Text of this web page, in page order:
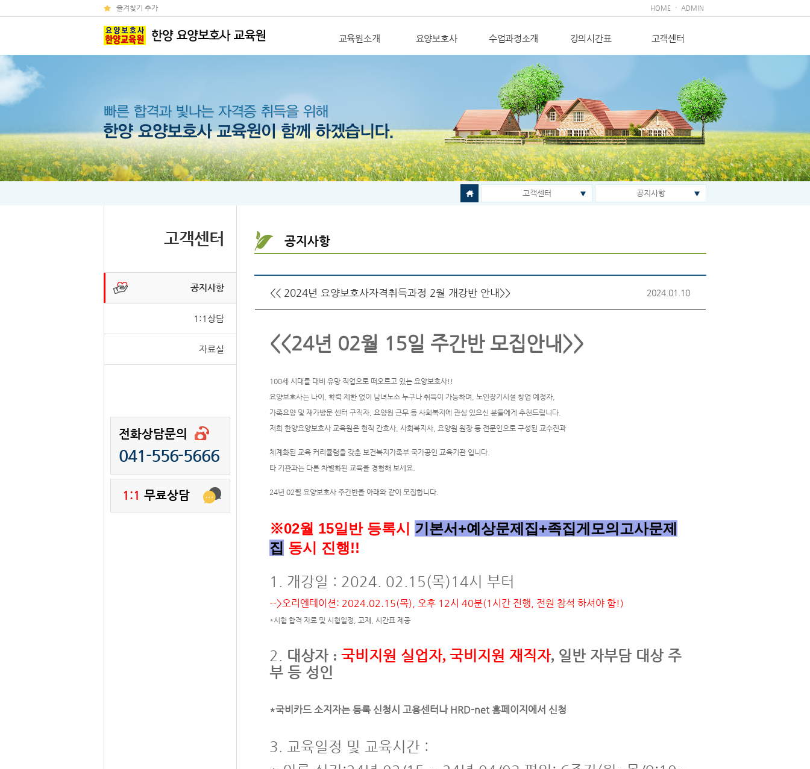
즐겨찾기 추가 HOME · ADMIN
교육원소개 요양보호사 수업과정소개 강의시간표 고객센터
고객센터 공지사항
고객센터
공지사항
1:1상담
자료실
전화상담문의
041-556-5666
1:1 무료상담
공지사항
<< 2024년 요양보호사자격취득과정 2월 개강반 안내>> 2024.01.10
<<24년 02월 15일 주간반 모집안내>>
100세 시대를 대비 유망 직업으로 떠오르고 있는 요양보호사!!
요양보호사는 나이, 학력 제한 없이 남녀노소 누구나 취득이 가능하며, 노인장기시설 창업 예정자,
가족요양 및 재가방문 센터 구직자, 요양원 근무 등 사회복지에 관심 있으신 분들에게 추천드립니다.
저희 한양요양보호사 교육원은 현직 간호사, 사회복지사, 요양원 원장 등 전문인으로 구성된 교수진과
체계화된 교육 커리큘럼을 갖춘 보건복지가족부 국가공인 교육기관 입니다.
타 기관과는 다른 차별화된 교육을 경험해 보세요.
24년 02월 요양보호사 주간반을 아래와 같이 모집합니다.
※02월 15일반 등록시 기본서+예상문제집+족집게모의고사문제
집 동시 진행!!
1. 개강일 : 2024. 02.15(목)14시 부터
-->오리엔테이션: 2024.02.15(목), 오후 12시 40분(1시간 진행, 전원 참석 하셔야 함!)
*시험 합격 자료 및 시험일정, 교재, 시간표 제공
2. 대상자 : 국비지원 실업자, 국비지원 재직자, 일반 자부담 대상 주
부 등 성인
*국비카드 소지자는 등록 신청시 고용센터나 HRD-net 홈페이지에서 신청
3. 교육일정 및 교육시간 :